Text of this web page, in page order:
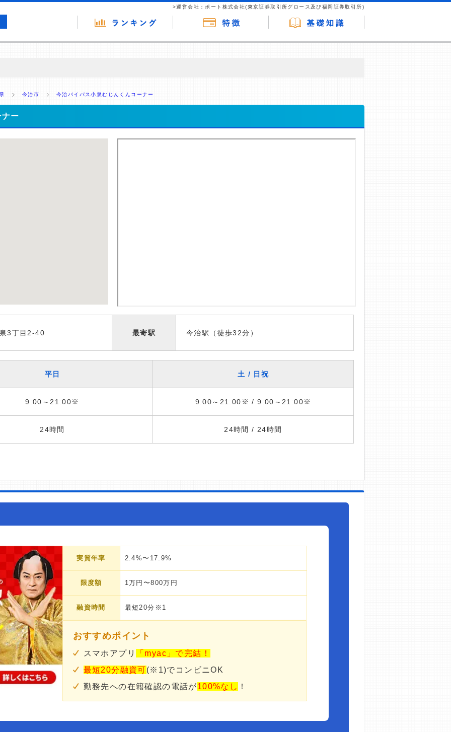
>運営会社：ポート株式会社(東京証券取引所グロース及び福岡証券取引所)
供を行っています。
今治市 今治バイパス小泉むじんくんコーナー
ー
3丁目2-40 最寄駅 今治駅（徒歩32分）
平日 土 / 日祝
9:00～21:00※ 9:00～21:00※ / 9:00～21:00※
24時間 24時間 / 24時間
実質年率 2.4%〜17.9%
限度額 1万円〜800万円
融資時間 最短20分※1
おすすめポイント
スマホアプリ
「myac」で完結！
最短20分融資可(※1)でコンビニOK
勤務先への在籍確認の電話が100%なし ！